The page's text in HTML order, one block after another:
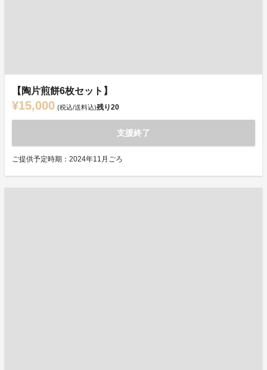
【陶片煎餅6枚セット】
¥15,000 (税込/送料込)残り20
支援終了
ご提供予定時期：2024年11月ごろ